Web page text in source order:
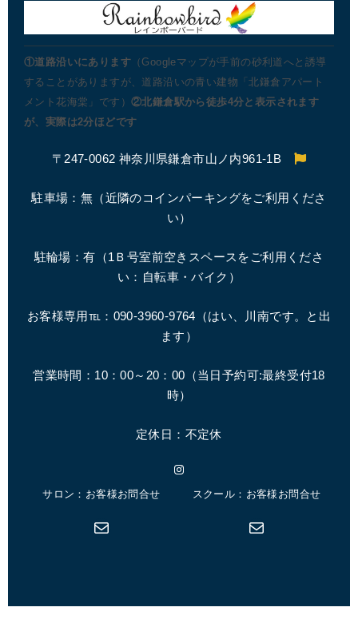
①道路沿いにあります （Googleマップが手前の砂利道へと誘導
することがありますが、道路沿いの青い建物「北鎌倉アパート
メント花海棠」です） ②北鎌倉駅から徒歩4分と表示されます
が、実際は2分ほどです
〒247-0062 神奈川県鎌倉市山ノ内961-1B
駐車場：無（近隣のコインパーキングをご利用くださ
い）
駐輪場：有（1Ｂ号室前空きスペースをご利用くださ
い：自転車・バイク）
お客様専用℡：090-3960-9764（はい、川南です。と出
ます）
営業時間：10：00～20：00（当日予約可:最終受付18
時）
定休日：不定休
Instagram
サロン：お客様お問合せ
メール
スクール：お客様お問合せ
メール